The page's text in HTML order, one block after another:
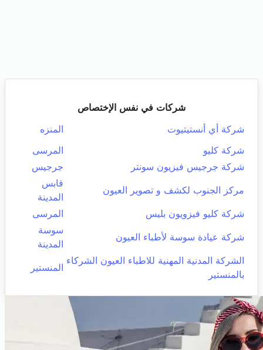
شركات في نفس الإختصاص
شركة أي أنستيتيوت
المنزه
شركة كليو
المرسى
شركة جرجيس فيزيون سونتر
جرجيس
مركز الجنوب لكشف و تصوير العيون
قابس
المدينة
شركة كليو فيزويون بليس
المرسى
شركة عيادة سوسة لأطباء العيون
سوسة
المدينة
الشركة المدنية المهنية للاطباء العيون الشركاء
بالمنستير
المنستير